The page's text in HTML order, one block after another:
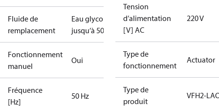
Fluide de
remplacement
Eau glycolée
jusqu’à 50%
Fonctionnement
manuel
Oui
Fréquence
[Hz]
50 Hz
Tension
d’alimentation
[V] AC
220 V
Type de
fonctionnement
Actuator
Type de
produit
VFH2-